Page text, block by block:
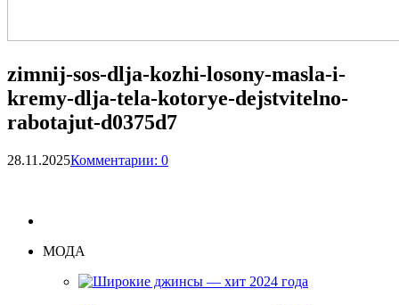
zimnij-sos-dlja-kozhi-losony-masla-i-
kremy-dlja-tela-kotorye-dejstvitelno-
rabotajut-d0375d7
28.11.2025Комментарии: 0
МОДА